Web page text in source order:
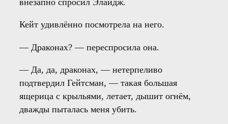
Кейт удивлённо посмотрела на него.
— Драконах? — переспросила она.
— Да, да, драконах, — нетерпеливо
подтвердил Гейтсман, — такая большая
ящерица с крыльями, летает, дышит огнём,
дважды пыталась меня убить.